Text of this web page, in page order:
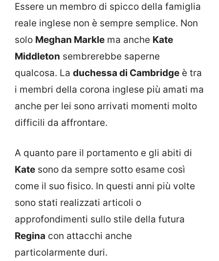
Essere un membro di spicco della famiglia
reale inglese non è sempre semplice. Non
solo Meghan Markle ma anche Kate
Middleton sembrerebbe saperne
qualcosa. La duchessa di Cambridge è tra
i membri della corona inglese più amati ma
anche per lei sono arrivati momenti molto
difficili da affrontare.
A quanto pare il portamento e gli abiti di
Kate sono da sempre sotto esame così
come il suo fisico. In questi anni più volte
sono stati realizzati articoli o
approfondimenti sullo stile della futura
Regina con attacchi anche
particolarmente duri.